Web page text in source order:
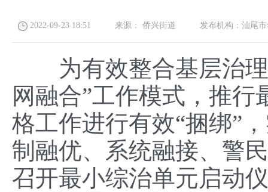
2022-09-23 18:51 来源： 侨兴街道 发布机构： 汕尾
为有效整合基层治理
网融合”工作模式，推
格工作进行有效“捆绑”
制融优、系统融接、警
召开最小综治单元启动